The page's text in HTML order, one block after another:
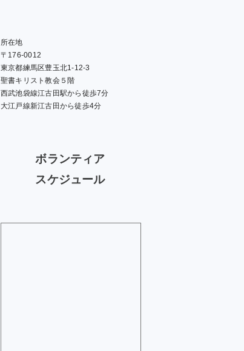
所在地
〒176-0012
東京都練馬区豊玉北1-12-3
聖書キリスト教会５階
西武池袋線江古田駅から徒歩7分
大江戸線新江古田から徒歩4分
ボランティア
スケジュール